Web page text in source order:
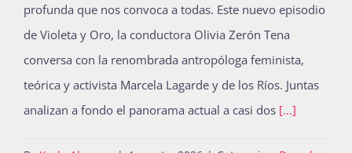
profunda que nos convoca a todas. Este nuevo episodio
de Violeta y Oro, la conductora Olivia Zerón Tena
conversa con la renombrada antropóloga feminista,
teórica y activista Marcela Lagarde y de los Ríos. Juntas
analizan a fondo el panorama actual a casi dos [...]